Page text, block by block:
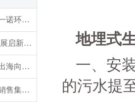
聚力精进，拓势新程｜一诺环境 2026 年 Q3 销售集中营圆满收官
省长调研鼓干劲 创新发展启新程——辽宁省委副书记、省长王新伟莅临一诺环境调研指导
深耕运维筑根基，搭船出海向未来｜一诺环境 2026 年度盛典圆满举行
正月初十启新程，2026销售集中营燃情开营，聚力攻坚创佳绩！
地埋式
一、安
的污水提